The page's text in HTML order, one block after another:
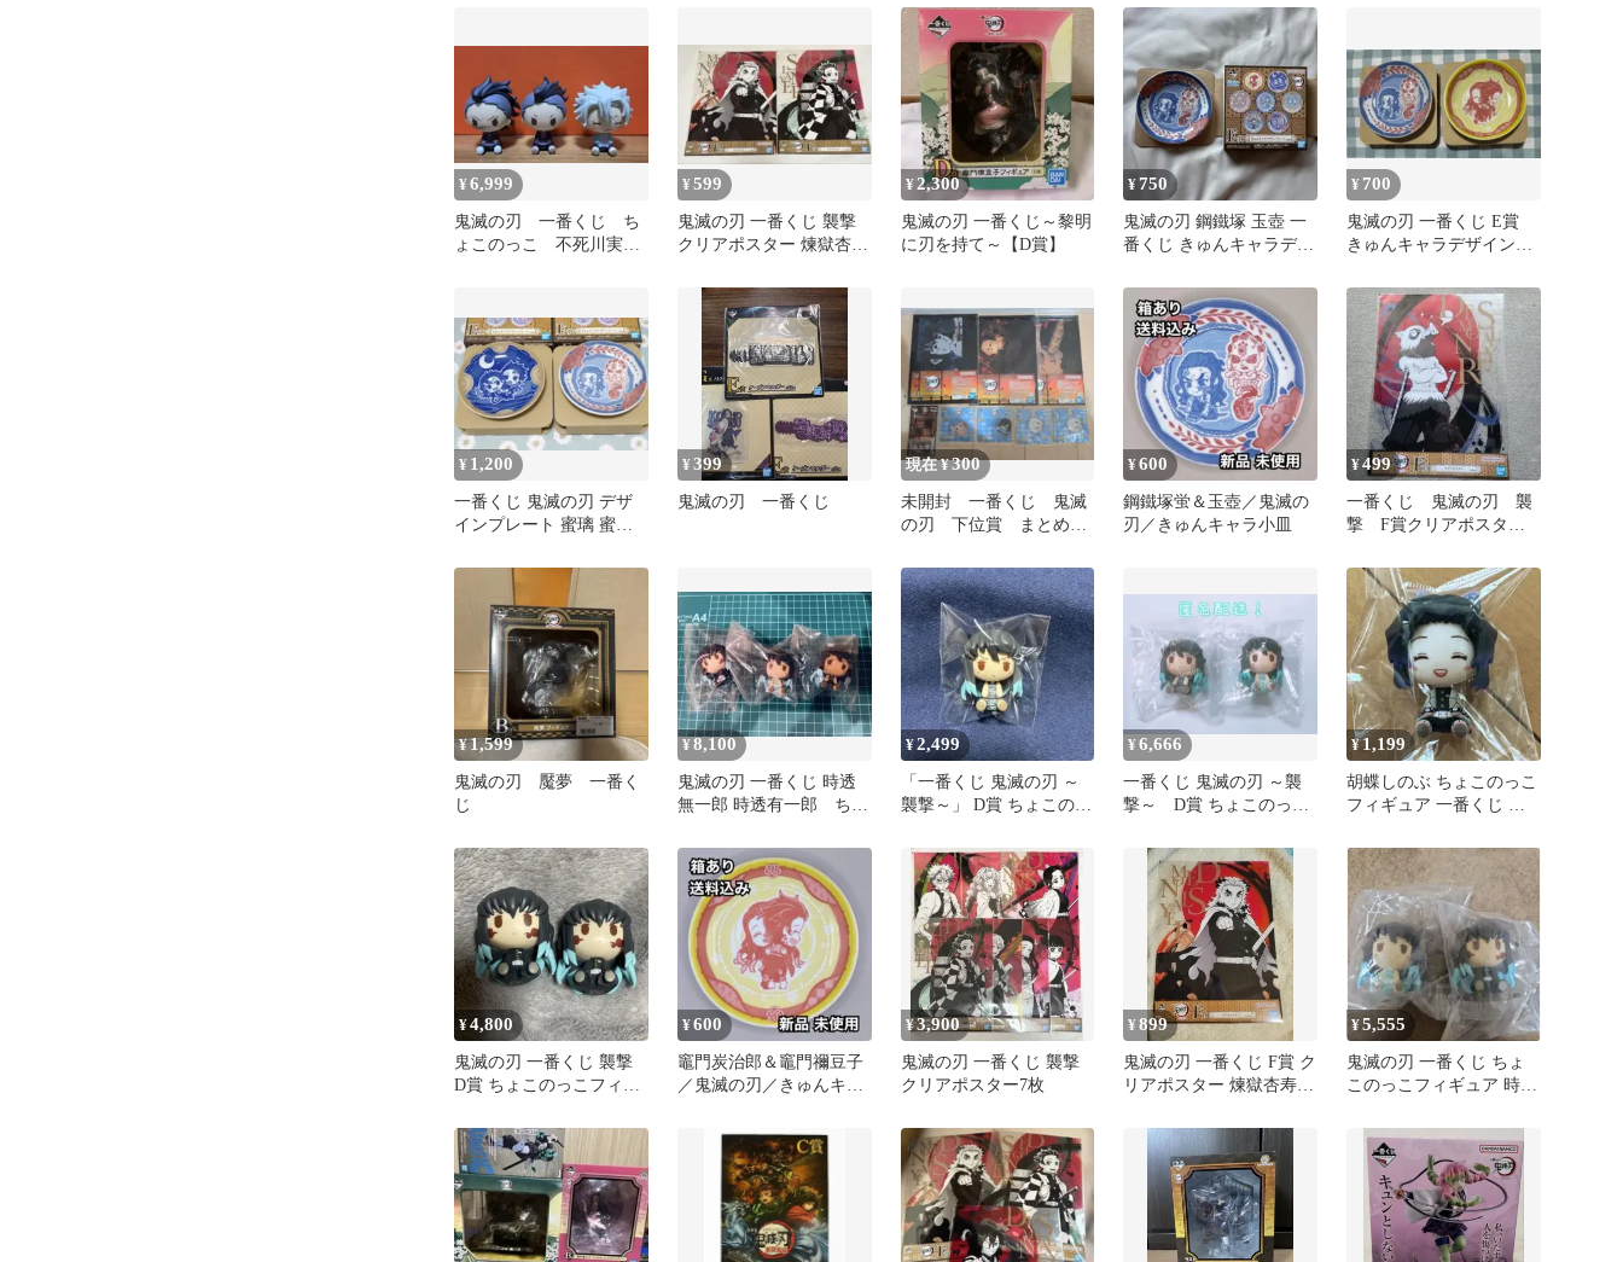
冶
¥6,999
鬼滅の刃 一番くじ ち
ょこのっこ 不死川実
¥599
鬼滅の刃 一番くじ 襲撃
クリアポスター 煉獄杏寿
¥2,300
鬼滅の刃 一番くじ～黎明
に刃を持て～【D賞】
¥750
鬼滅の刃 鋼鐵塚 玉壺 一
番くじ きゅんキャラデザ
¥ 700
鬼滅の刃 一番くじ E賞
きゅんキャラデザインプ
¥ 1,200
一番くじ 鬼滅の刃 デザ
インプレート 蜜璃 蜜璃&
¥399
鬼滅の刃 一番くじ
現在 ¥300
未開封 一番くじ 鬼滅
の刃 下位賞 まとめ売
¥600
鋼鐵塚蛍＆玉壺／鬼滅の
刃／きゅんキャラ小皿
¥499
一番くじ 鬼滅の刃 襲
撃 F賞クリアポスタ
¥1,599
鬼滅の刃 魘夢 一番く
じ
¥8,100
鬼滅の刃 一番くじ 時透
無一郎 時透有一郎 ちょ
ット
¥2,499
「一番くじ 鬼滅の刃 ～
襲撃～」 D賞 ちょこのっ
¥6,666
一番くじ 鬼滅の刃 ～襲
撃～ D賞 ちょこのっこ
郎 有一郎
¥1,199
胡蝶しのぶ ちょこのっこ
フィギュア 一番くじ 鬼
¥4,800
鬼滅の刃 一番くじ 襲撃
D賞 ちょこのっこフィギ
¥600
竈門炭治郎＆竈門禰豆子
／鬼滅の刃／きゅんキャ
¥3,900
鬼滅の刃 一番くじ 襲撃
クリアポスター7枚
¥899
鬼滅の刃 一番くじ F賞 ク
リアポスター 煉獄杏寿郎
¥5,555
鬼滅の刃 一番くじ ちょ
このっこフィギュア 時透